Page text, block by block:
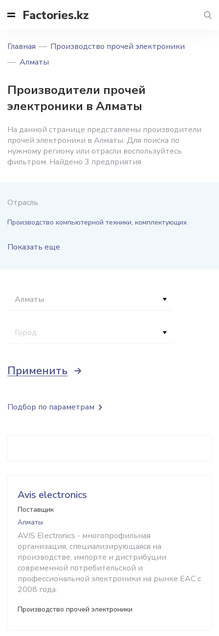
Factories.kz
Главная
Производство прочей электроники
Алматы
Производители прочей
электроники в Алматы
На данной странице представлены производители
прочей электроники в Алматы. Для поиска по
нужному региону или отрасли воспользуйтесь
фильтром. Найдено 3 предприятия.
Отрасль
Производство компьютерной техники, комплектующих
Показать еще
Алматы
Город
Применить
Avis electronics
Поставщик
Алматы
AVIS Electronics - многопрофильная
организация, специализирующаяся на
производстве, импорте и дистрибуции
современной потребительской и
профессиональной электроники на рынке ЕАС с
2008 года.
Производство прочей электроники
Подбор по параметрам